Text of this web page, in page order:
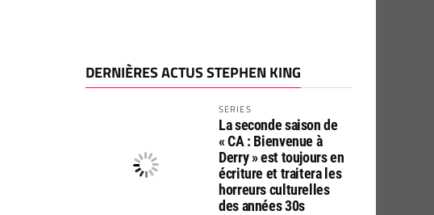
DERNIÈRES ACTUS STEPHEN KING
SERIES
La seconde saison de
« CA : Bienvenue à
Derry » est toujours en
écriture et traitera les
horreurs culturelles
des années 30s